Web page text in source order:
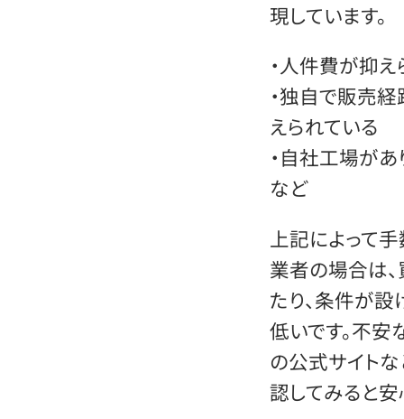
現しています。
・人件費が抑
・独自で販売
えられている
・自社工場が
など
上記によって
業者の場合は
たり、条件が
低いです。不
の公式サイトな
認してみると安